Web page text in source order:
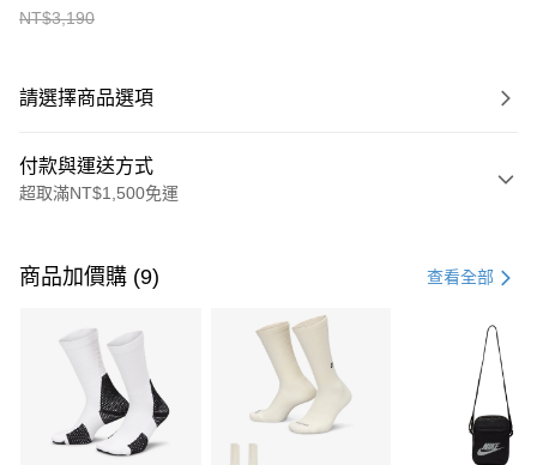
NT$3,190
請選擇商品選項
付款與運送方式
超取滿NT$1,500免運
信用卡一次付款
3 期 0 利率 每期 21家銀行
合作金庫商業銀行
第一商業銀行
華南商業銀行
彰化商業銀行
上海商業儲蓄銀行
Apple Pay
商品加價購 (9) 查看全部